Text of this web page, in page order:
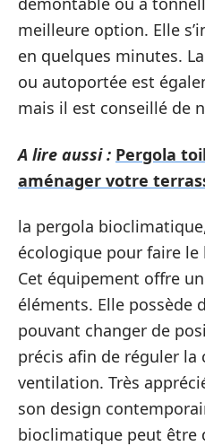
meilleure option. Elle
en quelques minutes.
ou autoportée est
mais il est conseillé de
A lire aussi : Pergola
aménager votre
la pergola
écologique pour faire
Cet équipement offre
éléments. Elle possède
pouvant changer de
précis afin de réguler la
ventilation. Très
son design
bioclimatique peut être